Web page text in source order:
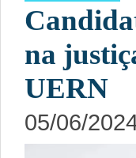
na
UERN
05/06/